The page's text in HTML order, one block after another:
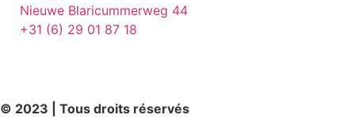
Nieuwe Blaricummerweg 44
+31 (6) 29 01 87 18
© 2023 | Tous droits réservés